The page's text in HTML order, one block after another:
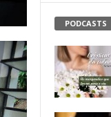
PODCASTS